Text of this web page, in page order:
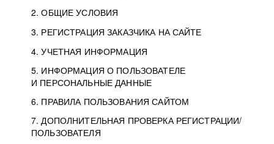
2. ОБЩИЕ УСЛОВИЯ
3. РЕГИСТРАЦИЯ ЗАКАЗЧИКА НА САЙТЕ
4. УЧЕТНАЯ ИНФОРМАЦИЯ
5. ИНФОРМАЦИЯ О ПОЛЬЗОВАТЕЛЕ
И ПЕРСОНАЛЬНЫЕ ДАННЫЕ
6. ПРАВИЛА ПОЛЬЗОВАНИЯ САЙТОМ
7. ДОПОЛНИТЕЛЬНАЯ ПРОВЕРКА РЕГИСТРАЦИИ/
ПОЛЬЗОВАТЕЛЯ